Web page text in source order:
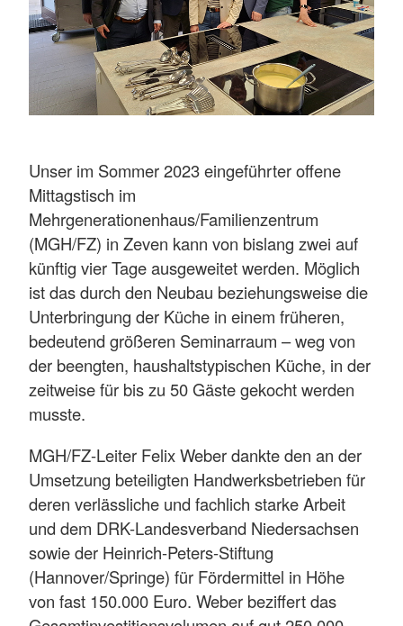
Unser im Sommer 2023 eingeführter offene
Mittagstisch im
Mehrgenerationenhaus/Familienzentrum
(MGH/FZ) in Zeven kann von bislang zwei auf
künftig vier Tage ausgeweitet werden. Möglich
ist das durch den Neubau beziehungsweise die
Unterbringung der Küche in einem früheren,
bedeutend größeren Seminarraum – weg von
der beengten, haushaltstypischen Küche, in der
zeitweise für bis zu 50 Gäste gekocht werden
musste.
MGH/FZ-Leiter Felix Weber dankte den an der
Umsetzung beteiligten Handwerksbetrieben für
deren verlässliche und fachlich starke Arbeit
und dem DRK-Landesverband Niedersachsen
sowie der Heinrich-Peters-Stiftung
(Hannover/Springe) für Fördermittel in Höhe
von fast 150.000 Euro. Weber beziffert das